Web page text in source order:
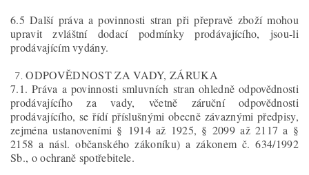
6.5 Další práva a povinnosti stran při přepravě zboží mohou
upravit zvláštní dodací podmínky prodávajícího, jsou-li
prodávajícím vydány.
ODPOVĚDNOST ZA VADY, ZÁRUKA
7.1. Práva a povinnosti smluvních stran ohledně odpovědnosti
prodávajícího za vady, včetně záruční odpovědnosti
prodávajícího, se řídí příslušnými obecně závaznými předpisy,
zejména ustanoveními § 1914 až 1925, § 2099 až 2117 a §
2158 a násl. občanského zákoníku) a zákonem č. 634/1992
Sb., o ochraně spotřebitele.